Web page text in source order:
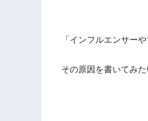
「インフルエンサー
その原因を書いてみた